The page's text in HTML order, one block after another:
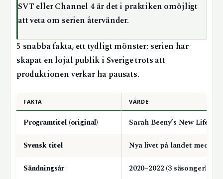
SVT eller Channel 4 är det i praktiken omöjligt
att veta om serien återvänder.
5 snabba fakta, ett tydligt mönster: serien har
skapat en lojal publik i Sverige trots att
produktionen verkar ha pausats.
FAKTA VÄRDE
Programtitel (original)
Sarah Beeny’s New Life in
Svensk titel
Nya livet på landet med
Sändningsår
2020–2022 (3 säsonger)